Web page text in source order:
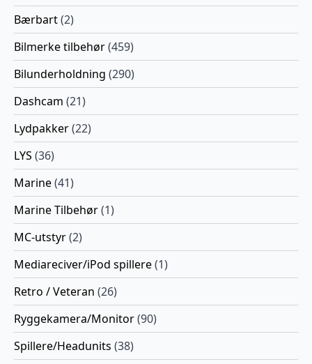
Bærbart(2)
Bilmerke tilbehør(459)
Bilunderholdning (290)
Dashcam (21)
Lydpakker(22)
LYS (36)
Marine(41)
Marine Tilbehør(1)
MC-utstyr(2)
Mediareciver/iPod spillere(1)
Retro / Veteran (26)
Ryggekamera/Monitor(90)
Spillere/Headunits (38)